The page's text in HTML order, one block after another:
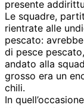
presente
Le squadre,
rientrate alle
pescato:
di pesce
andato alla
grosso era un
chili.
In